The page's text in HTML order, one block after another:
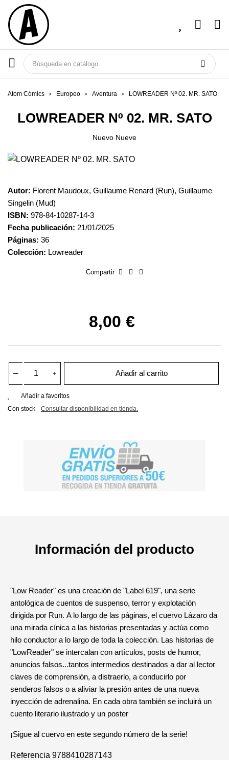
Atom Cómics Europeo Aventura LOWREADER Nº 02. MR. SATO
LOWREADER Nº 02. MR. SATO
Nuevo Nueve
Autor: Florent Maudoux, Guillaume Renard (Run), Guillaume
Singelin (Mud)
ISBN: 978-84-10287-14-3
Fecha publicación: 21/01/2025
Páginas: 36
Colección: Lowreader
Compartir
8,00 €
Añadir al carrito
Añadir a favoritos
Con stock
Consultar disponibilidad en tienda.
Información del producto
"Low Reader" es una creación de "Label 619", una serie
antológica de cuentos de suspenso, terror y explotación
dirigida por Run. A lo largo de las páginas, el cuervo Lázaro da
una mirada cínica a las historias presentadas y actúa como
hilo conductor a lo largo de toda la colección. Las historias de
"LowReader" se intercalan con artículos, posts de humor,
anuncios falsos...tantos intermedios destinados a dar al lector
claves de comprensión, a distraerlo, a conducirlo por
senderos falsos o a aliviar la presión antes de una nueva
inyección de adrenalina. En cada obra también se incluirá un
cuento literario ilustrado y un poster
¡Sigue al cuervo en este segundo número de la serie!
Referencia 9788410287143